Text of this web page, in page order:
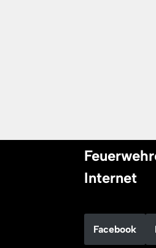
Internet
Facebook